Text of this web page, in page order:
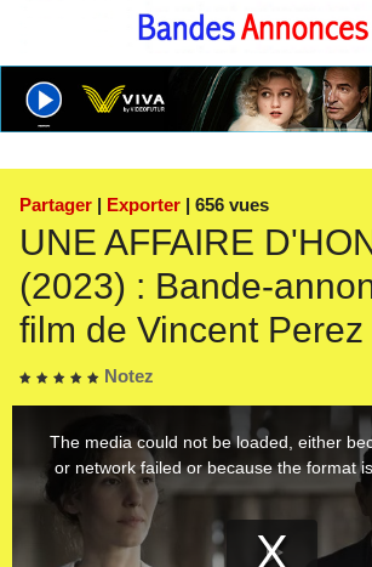
Partager | Exporter | 656 vues
UNE AFFAIRE
(2023) : Bande-
film de Vincent Perez
Notez